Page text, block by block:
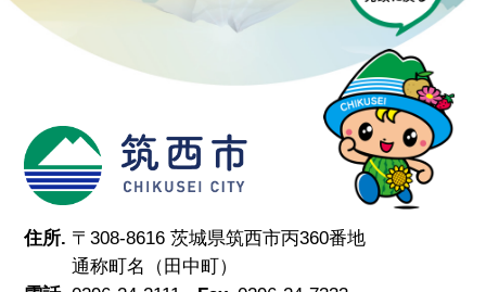
筑西市
住所. 〒308-8616 茨城県筑西市丙360番地
通称町名（田中町）